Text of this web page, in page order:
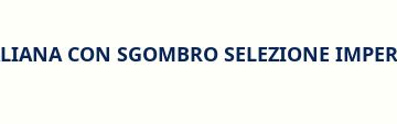
CON SGOMBRO SELEZIONE